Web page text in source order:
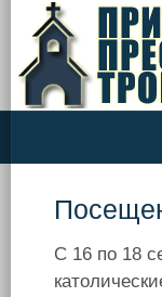
С 16 по 18